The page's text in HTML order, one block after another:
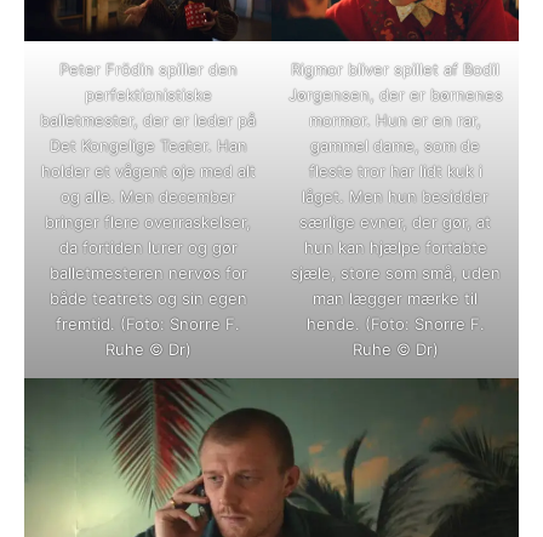
Peter Frödin spiller den
perfektionistiske
balletmester, der er leder på
Det Kongelige Teater. Han
holder et vågent øje med alt
og alle. Men december
bringer flere overraskelser,
da fortiden lurer og gør
balletmesteren nervøs for
både teatrets og sin egen
fremtid. (Foto: Snorre F.
Ruhe © Dr)
Rigmor bliver spillet af Bodil
Jørgensen, der er børnenes
mormor. Hun er en rar,
gammel dame, som de
fleste tror har lidt kuk i
låget. Men hun besidder
særlige evner, der gør, at
hun kan hjælpe fortabte
sjæle, store som små, uden
man lægger mærke til
hende. (Foto: Snorre F.
Ruhe © Dr)